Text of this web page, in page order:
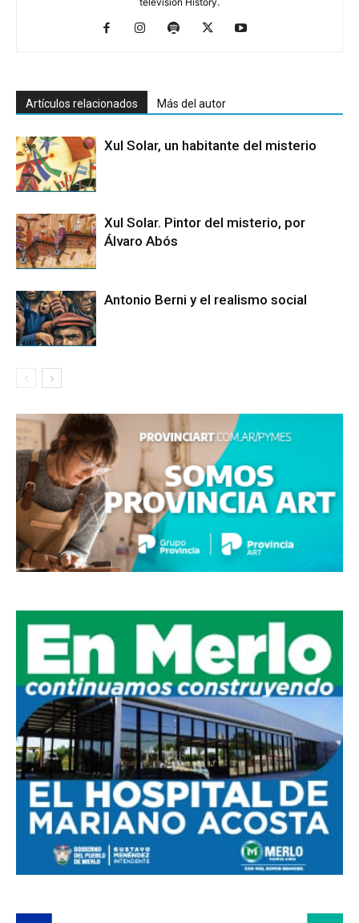
Artículos relacionados Más del autor
Xul Solar, un habitante del misterio
Xul Solar. Pintor del misterio, por
Álvaro Abós
Antonio Berni y el realismo social